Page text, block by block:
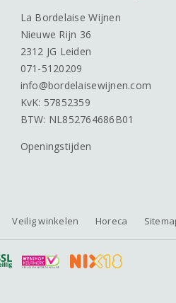
La Bordelaise Wijnen
Nieuwe Rijn 36
2312 JG Leiden
071-5120209
info@bordelaisewijnen.com
KvK: 57852359
BTW: NL852764686B01
Openingstijden
Veilig winkelen Horeca